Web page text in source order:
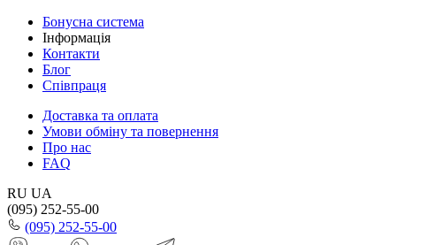
Бонусна система
Інформація
Контакти
Блог
Співпраця
Доставка та оплата
Умови обміну та повернення
Про нас
FAQ
RU UA
(095) 252-55-00
(095) 252-55-00